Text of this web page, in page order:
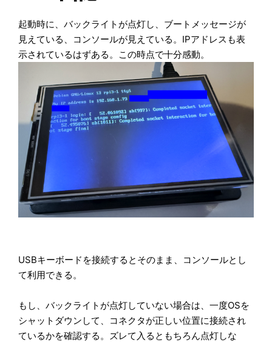
起動時に、バックライトが点灯し、ブートメッセージが
見えている、コンソールが見えている。IPアドレスも表
示されているはずある。この時点で十分感動。
USBキーボードを接続するとそのまま、コンソールとし
て利用できる。
もし、バックライトが点灯していない場合は、一度OSを
シャットダウンして、コネクタが正しい位置に接続され
ているかを確認する。ズレて入るともちろん点灯しな